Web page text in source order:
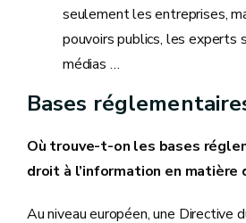
seulement les entreprises,
pouvoirs publics, les experts
médias …
Bases
Où trouve-t-on les bases
droit à l’information en matière
Au niveau européen, une Directive